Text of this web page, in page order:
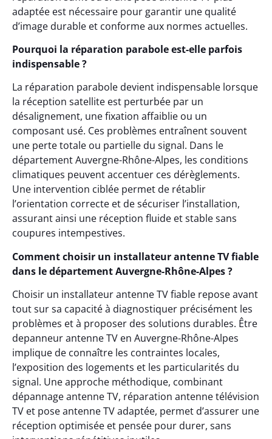
adaptée est nécessaire pour garantir une qualité
d’image durable et conforme aux normes actuelles.
Pourquoi la réparation parabole est-elle parfois
indispensable ?
La réparation parabole devient indispensable lorsque
la réception satellite est perturbée par un
désalignement, une fixation affaiblie ou un
composant usé. Ces problèmes entraînent souvent
une perte totale ou partielle du signal. Dans le
département Auvergne-Rhône-Alpes, les conditions
climatiques peuvent accentuer ces dérèglements.
Une intervention ciblée permet de rétablir
l’orientation correcte et de sécuriser l’installation,
assurant ainsi une réception fluide et stable sans
coupures intempestives.
Comment choisir un installateur antenne TV fiable
dans le département Auvergne-Rhône-Alpes ?
Choisir un installateur antenne TV fiable repose avant
tout sur sa capacité à diagnostiquer précisément les
problèmes et à proposer des solutions durables. Être
depanneur antenne TV en Auvergne-Rhône-Alpes
implique de connaître les contraintes locales,
l’exposition des logements et les particularités du
signal. Une approche méthodique, combinant
dépannage antenne TV, réparation antenne télévision
TV et pose antenne TV adaptée, permet d’assurer une
réception optimisée et pensée pour durer, sans